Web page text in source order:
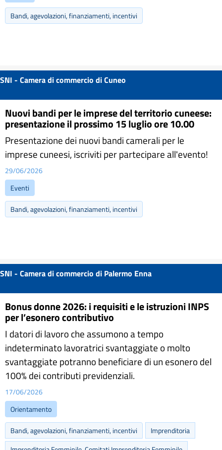
Bandi, agevolazioni, finanziamenti, incentivi
SNI - Camera di commercio di Cuneo
Nuovi bandi per le imprese del territorio cuneese:
presentazione il prossimo 15 luglio ore 10.00
Presentazione dei nuovi bandi camerali per le
imprese cuneesi, iscriviti per partecipare all'evento!
29/06/2026
Eventi
Bandi, agevolazioni, finanziamenti, incentivi
SNI - Camera di commercio di Palermo Enna
Bonus donne 2026: i requisiti e le istruzioni INPS
per l’esonero contributivo
I datori di lavoro che assumono a tempo
indeterminato lavoratrici svantaggiate o molto
svantaggiate potranno beneficiare di un esonero del
100% dei contributi previdenziali.
17/06/2026
Orientamento
Bandi, agevolazioni, finanziamenti, incentivi
Imprenditoria